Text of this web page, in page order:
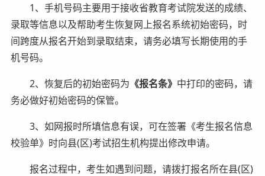
1、手机号码主要用于接收省教育考试院发送的成绩、
录取等信息以及帮助考生恢复网上报名系统初始密码，时
间跨度从报名开始到录取结束，请务必填写长期使用的手
机号码。
2、恢复后的初始密码为 《报名条》 中打印的密码，请
务必做好初始密码的保管。
3、如网报时所填信息有误，可在签署《考生报名信息
校验单》时向县(区)考试招生机构提出修改申请。
报名过程中，考生如遇到问题，请拨打报名所在县(区)